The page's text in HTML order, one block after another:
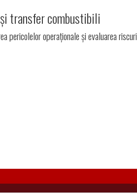
transfer combustibili
pericolelor operaționale și evaluarea